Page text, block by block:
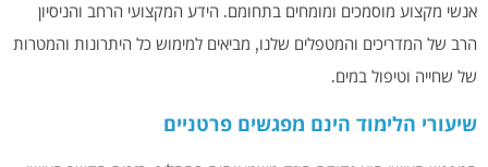
אנשי מקצוע מוסמכים ומומחים בתחומם. הידע המקצועי הרחב והניסיון
הרב של המדריכים והמטפלים שלנו, מביאים למימוש כל היתרונות והמטרות
של שחייה וטיפול במים.
שיעורי הלימוד הינם מפגשים פרטניים